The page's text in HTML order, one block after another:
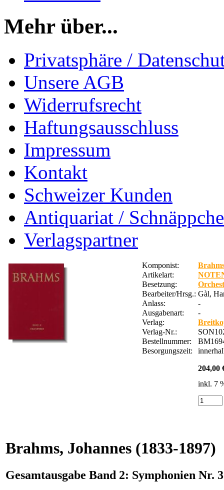
Mehr über...
Privatsphäre /
Unsere AGB
Widerrufsrecht
Haftungsausschluss
Impressum
Kontakt
Schweizer Kunden
Antiquariat /
Verlagspartner
Komponist:
Artikelart:
Besetzung:
Bearbeiter/Hrsg.: Gàl,
Anlass:
-
Ausgabenart:
-
Verlag:
Verlag-Nr.:
Bestellnummer:
Besorgungszeit:
204,00
inkl. 7
Brahms, Johannes (1833-1897)
Gesamtausgabe Band 2: Symphonien Nr.